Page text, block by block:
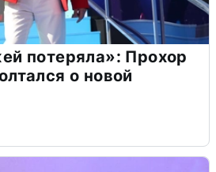
потеряла»: Прохор
о новой